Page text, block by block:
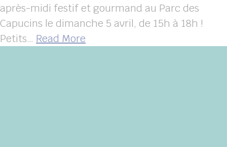
après-midi festif et gourmand au Parc des
Capucins le dimanche 5 avril, de 15h à 18h !
Petits… Read More